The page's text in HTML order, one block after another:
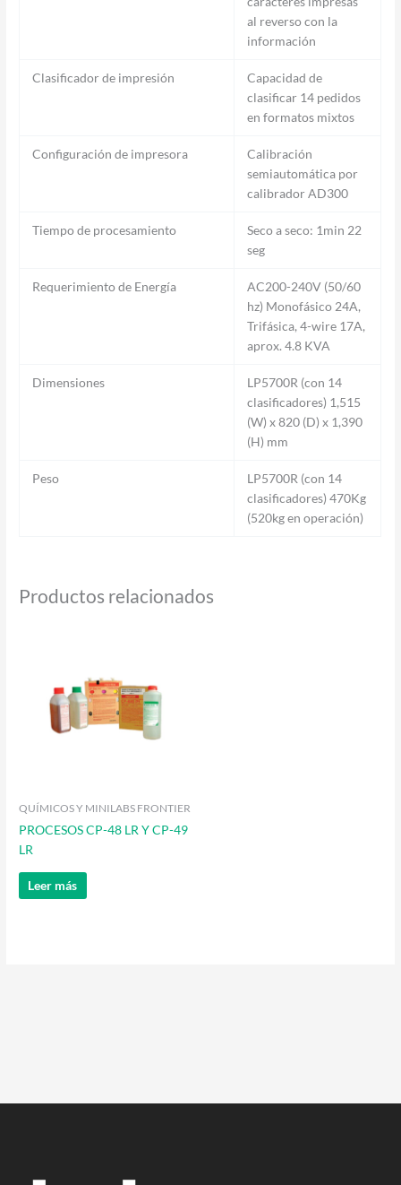
al reverso con la
información
Clasificador de impresión
Capacidad de
clasificar 14 pedidos
en formatos mixtos
Configuración de impresora
Calibración
semiautomática por
calibrador AD300
Tiempo de procesamiento
Seco a seco: 1min 22
seg
Requerimiento de Energía
AC200-240V (50/60
hz) Monofásico 24A,
Trifásica, 4-wire 17A,
aprox. 4.8 KVA
Dimensiones
LP5700R (con 14
clasificadores) 1,515
(W) x 820 (D) x 1,390
(H) mm
Peso
LP5700R (con 14
clasificadores) 470Kg
(520kg en operación)
Productos relacionados
QUÍMICOS Y MINILABS FRONTIER
PROCESOS CP-48 LR Y CP-49
LR
Leer más